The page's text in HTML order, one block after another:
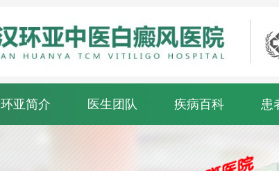
环亚简介 医生团队 疾病百科 患